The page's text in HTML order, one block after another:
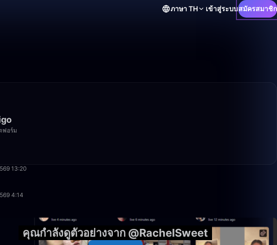
ภาษา TH เข้าสู่ระบบสมัครสมาชิก
ฟอร์ม
13:20
4:14
คุณกำลังดูตัวอย่างจาก @RachelSweet